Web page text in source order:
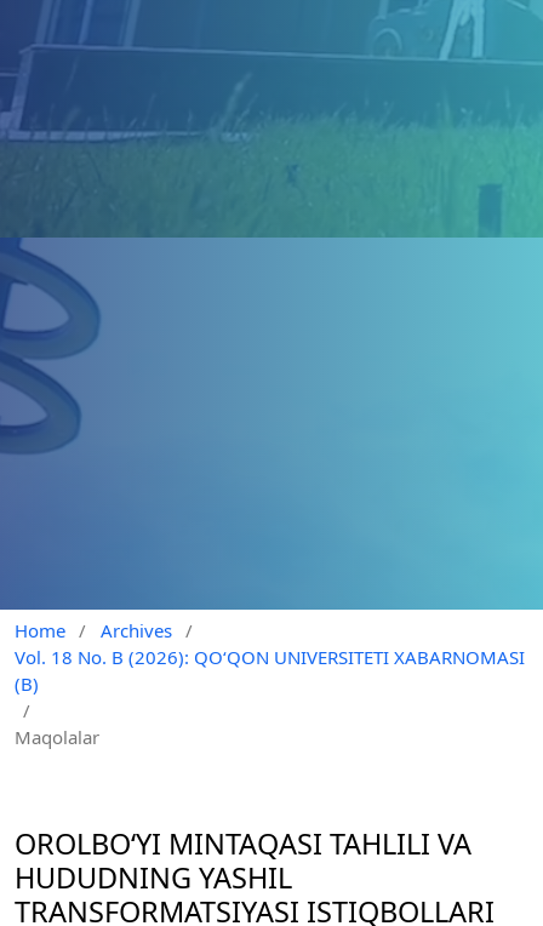
Home / Archives /
Vol. 18 No. B (2026): QO‘QON UNIVERSITETI XABARNOMASI
(B)
/
Maqolalar
OROLBO‘YI MINTAQASI TAHLILI VA
HUDUDNING YASHIL
TRANSFORMATSIYASI ISTIQBOLLARI